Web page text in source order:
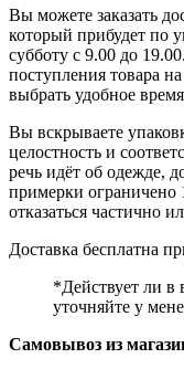
Вы можете заказать
который прибудет по
субботу с 9.00 до
поступления товара
выбрать удобное
Вы вскрываете
целостность и
речь идёт об одежде,
примерки
отказаться частично
Доставка бесплатна
*Действует ли в
уточняйте у
Самовывоз из